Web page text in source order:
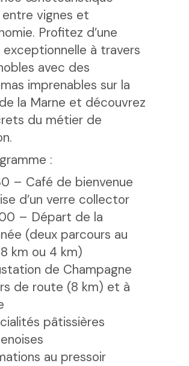
entre vignes et
Profitez d’une
exceptionnelle à travers
avec des
imprenables sur la
la Marne et découvrez
du métier de
:
– Café de bienvenue
d’un verre collector
– Départ de la
(deux parcours au
km ou 4 km)
de Champagne
de route (8 km) et à
pâtissières
au pressoir